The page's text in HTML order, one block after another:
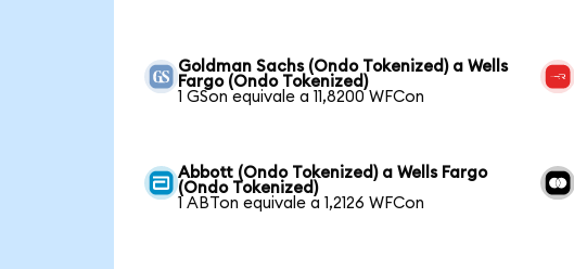
Goldman Sachs (Ondo Tokenized) a Wells
Fargo (Ondo Tokenized)
1 GSon equivale a 11,8200 WFCon
Abbott (Ondo Tokenized) a Wells Fargo
(Ondo Tokenized)
1 ABTon equivale a 1,2126 WFCon